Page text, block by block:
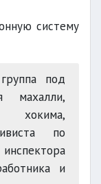
систему
под
махалли,
хокима,
по
и